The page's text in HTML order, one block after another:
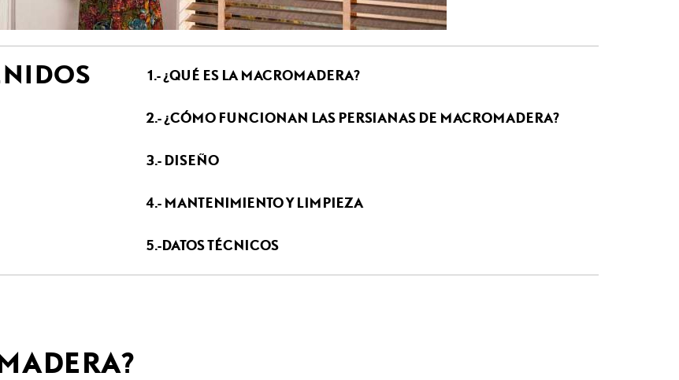
1.- ¿QUÉ ES LA MACROMADERA?
2.- ¿CÓMO FUNCIONAN LAS PERSIANAS DE MACROMADERA?
3.- DISEÑO
4.- MANTENIMIENTO Y LIMPIEZA
5.-DATOS TÉCNICOS